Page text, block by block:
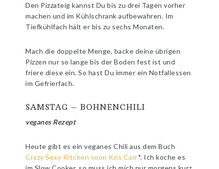
Den Pizzateig kannst Du bis zu drei Tagen vorher
machen und im Kühlschrank aufbewahren. Im
Tiefkühlfach hält er bis zu sechs Monaten.
Mach die doppelte Menge, backe deine übrigen
Pizzen nur so lange bis der Boden fest ist und
friere diese ein. So hast Du immer ein Notfallessen
im Gefrierfach.
SAMSTAG – BOHNENCHILI
veganes Rezept
Heute gibt es ein veganes Chili aus dem Buch
Crazy Sexy Kitchen voon Kris Carr*. Ich koche es